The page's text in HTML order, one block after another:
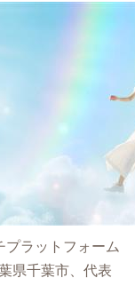
プラットフォーム
県千葉市、代表